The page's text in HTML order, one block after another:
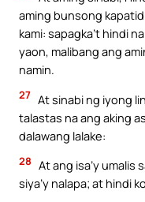
aming bunsong
kami: sapagka’t hindi
yaon, malibang ang
namin.
27 At sinabi ng iyong
talastas na ang aking
dalawang lalake:
28 At ang isa’y umalis
siya’y nalapa; at hindi